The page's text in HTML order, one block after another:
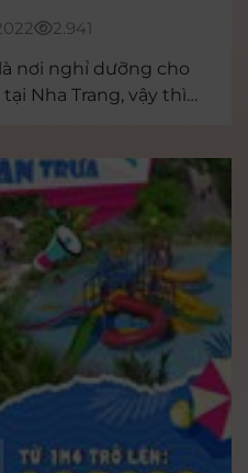
2.941
nơi nghỉ dưỡng cho
Nha Trang, vậy thì
xuống biển trọn vẹn